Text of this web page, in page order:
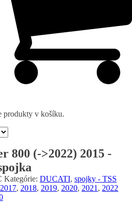
produkty v košíku.
800 (->2022) 2015 -
Kategórie: DUCATI, spojky - TSS
2017, 2018, 2019, 2020, 2021 , 2022